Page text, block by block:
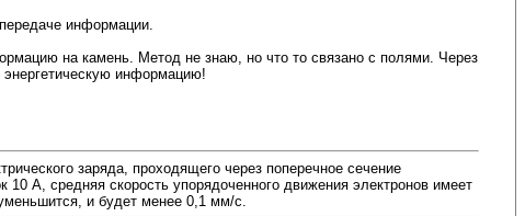
информации.
на камень. Метод не знаю, но что то связано с полями. Через
информацию!
заряда, проходящего через поперечное сечение
A, средняя скорость упорядоченного движения электронов имеет
и будет менее 0,1 мм/c.